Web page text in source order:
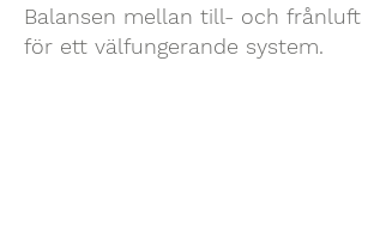
Balansen mellan till- och frånluft
för ett välfungerande system.